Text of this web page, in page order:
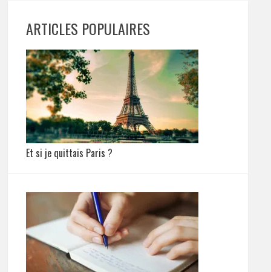
ARTICLES POPULAIRES
Et si je quittais Paris ?